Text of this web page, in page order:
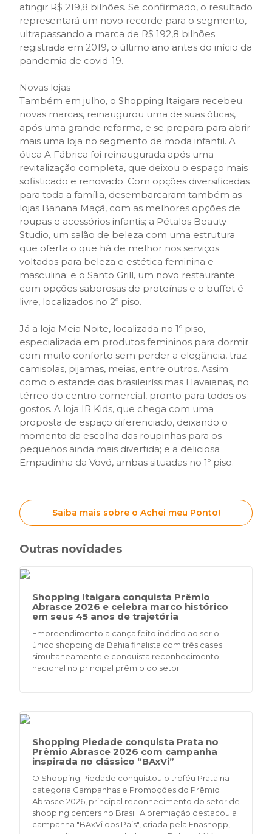
atingir R$ 219,8 bilhões. Se confirmado, o resultado
representará um novo recorde para o segmento,
ultrapassando a marca de R$ 192,8 bilhões
registrada em 2019, o último ano antes do início da
pandemia de covid-19.
Novas lojas
Também em julho, o Shopping Itaigara recebeu
novas marcas, reinaugurou uma de suas óticas,
após uma grande reforma, e se prepara para abrir
mais uma loja no segmento de moda infantil. A
ótica A Fábrica foi reinaugurada após uma
revitalização completa, que deixou o espaço mais
sofisticado e renovado. Com opções diversificadas
para toda a família, desembarcaram também as
lojas Banana Maçã, com as melhores opções de
roupas e acessórios infantis; a Pétalos Beauty
Studio, um salão de beleza com uma estrutura
que oferta o que há de melhor nos serviços
voltados para beleza e estética feminina e
masculina; e o Santo Grill, um novo restaurante
com opções saborosas de proteínas e o buffet é
livre, localizados no 2º piso.
Já a loja Meia Noite, localizada no 1º piso,
especializada em produtos femininos para dormir
com muito conforto sem perder a elegância, traz
camisolas, pijamas, meias, entre outros. Assim
como o estande das brasileiríssimas Havaianas, no
térreo do centro comercial, pronto para todos os
gostos. A loja IR Kids, que chega com uma
proposta de espaço diferenciado, deixando o
momento da escolha das roupinhas para os
pequenos ainda mais divertida; e a deliciosa
Empadinha da Vovó, ambas situadas no 1º piso.
Saiba mais sobre o Achei meu Ponto!
Outras novidades
Shopping Itaigara conquista Prêmio
Abrasce 2026 e celebra marco histórico
em seus 45 anos de trajetória
Empreendimento alcança feito inédito ao ser o
único shopping da Bahia finalista com três cases
simultaneamente e conquista reconhecimento
nacional no principal prêmio do setor
Shopping Piedade conquista Prata no
Prêmio Abrasce 2026 com campanha
inspirada no clássico “BAxVi”
O Shopping Piedade conquistou o troféu Prata na
categoria Campanhas e Promoções do Prêmio
Abrasce 2026, principal reconhecimento do setor de
shopping centers no Brasil. A premiação destacou a
campanha "BAxVi dos Pais", criada pela Enashopp,